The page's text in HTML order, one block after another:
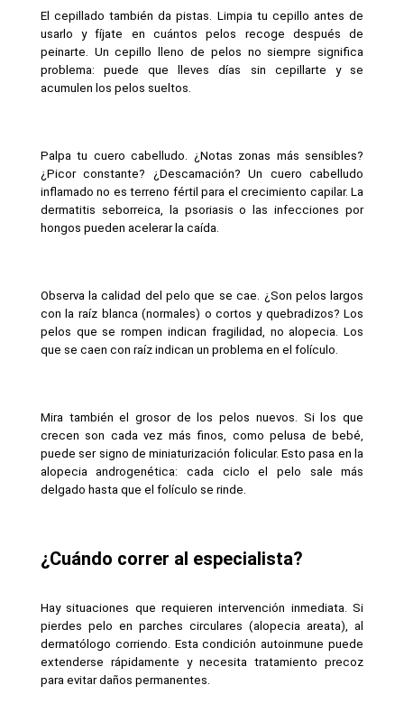
El cepillado también da pistas. Limpia tu cepillo antes de
usarlo y fíjate en cuántos pelos recoge después de
peinarte. Un cepillo lleno de pelos no siempre significa
problema: puede que lleves días sin cepillarte y se
acumulen los pelos sueltos.
Palpa tu cuero cabelludo. ¿Notas zonas más sensibles?
¿Picor constante? ¿Descamación? Un cuero cabelludo
inflamado no es terreno fértil para el crecimiento capilar. La
dermatitis seborreica, la psoriasis o las infecciones por
hongos pueden acelerar la caída.
Observa la calidad del pelo que se cae. ¿Son pelos largos
con la raíz blanca (normales) o cortos y quebradizos? Los
pelos que se rompen indican fragilidad, no alopecia. Los
que se caen con raíz indican un problema en el folículo.
Mira también el grosor de los pelos nuevos. Si los que
crecen son cada vez más finos, como pelusa de bebé,
puede ser signo de miniaturización folicular. Esto pasa en la
alopecia androgenética: cada ciclo el pelo sale más
delgado hasta que el folículo se rinde.
¿Cuándo correr al especialista?
Hay situaciones que requieren intervención inmediata. Si
pierdes pelo en parches circulares (alopecia areata), al
dermatólogo corriendo. Esta condición autoinmune puede
extenderse rápidamente y necesita tratamiento precoz
para evitar daños permanentes.